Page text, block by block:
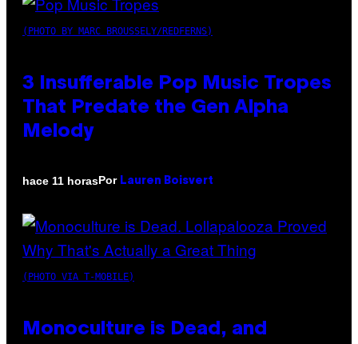
(PHOTO BY MARC BROUSSELY/REDFERNS)
3 Insufferable Pop Music Tropes
That Predate the Gen Alpha
Melody
hace 11 horasPor Lauren Boisvert
(PHOTO VIA T-MOBILE)
Monoculture is Dead, and